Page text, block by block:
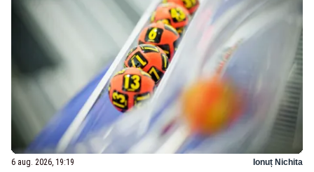
6 aug. 2026, 19:19 Ionuț Nichita